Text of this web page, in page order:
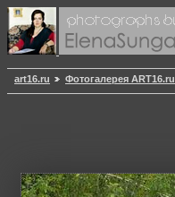
art16.ru Фотогалерея ART16.ru